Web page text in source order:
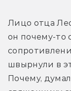
Лицо отца
он почему-то
швырнули в
Почему,